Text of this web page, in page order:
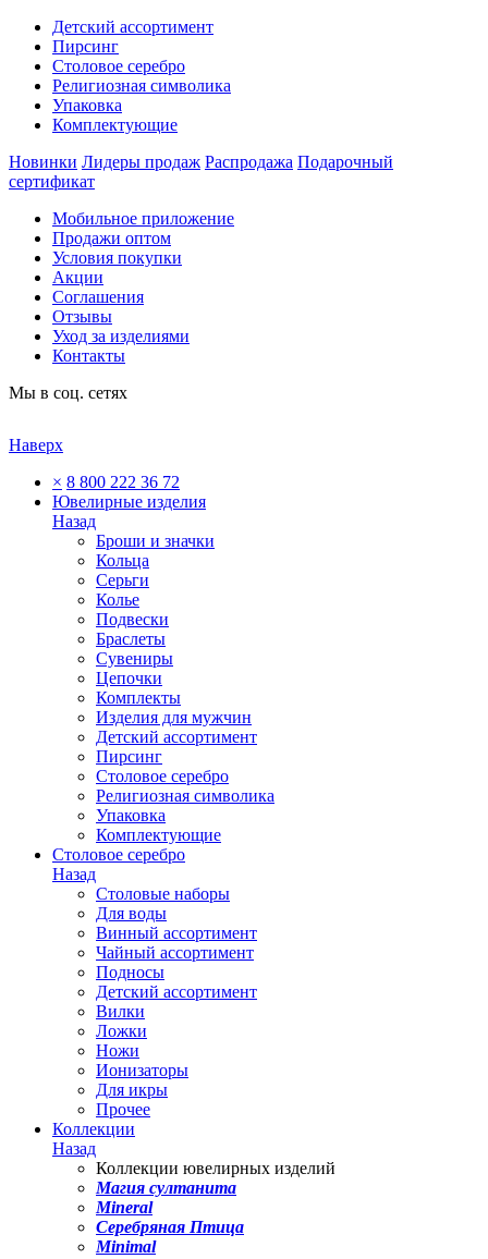
Детский ассортимент
Пирсинг
Столовое серебро
Религиозная символика
Упаковка
Комплектующие
Новинки Лидеры продаж Распродажа Подарочный
сертификат
Мобильное приложение
Продажи оптом
Условия покупки
Акции
Соглашения
Отзывы
Уход за изделиями
Контакты
Мы в соц. сетях
Наверх
× 8 800 222 36 72
Ювелирные изделия
Назад
Броши и значки
Кольца
Серьги
Колье
Подвески
Браслеты
Сувениры
Цепочки
Комплекты
Изделия для мужчин
Детский ассортимент
Пирсинг
Столовое серебро
Религиозная символика
Упаковка
Комплектующие
Столовое серебро
Назад
Столовые наборы
Для воды
Винный ассортимент
Чайный ассортимент
Подносы
Детский ассортимент
Вилки
Ложки
Ножи
Ионизаторы
Для икры
Прочее
Коллекции
Назад
Коллекции ювелирных изделий
Магия султанита
Mineral
Серебряная Птица
Minimal